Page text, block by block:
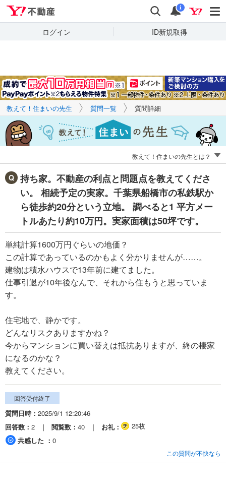
検索 通知
i
ログイン ID新規取得
キーワードで
質問を探す
教えて！住まいの先生 質問一覧 質問詳細
教えて！住まいの先生とは？
持ち家。不動産の利点と問題点を教えてくださ
い。 相続予定の実家。千葉県船橋市の私鉄駅か
ら徒歩約20分という立地。 調べると1 平方メー
トルあたり約10万円。実家面積は50坪です。
単純計算1600万円ぐらいの地価？
この計算であっているのかもよく分かりませんが……。
建物は積水ハウスで13年前に建てました。
仕事引退が10年後なんで、それから住もうと思っていま
す。
住宅地で、静かです。
どんなリスクありますかね？
今からマンションに買い替えは抵抗ありますが、終の棲家
になるのかな？
教えてください。
回答受付終了
質問日時
2025/9/1 12:20:46
回答数
2 閲覧数 40 お礼
25枚
共感した
0
この質問が不快なら